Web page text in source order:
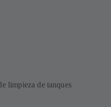
limpieza de tanques